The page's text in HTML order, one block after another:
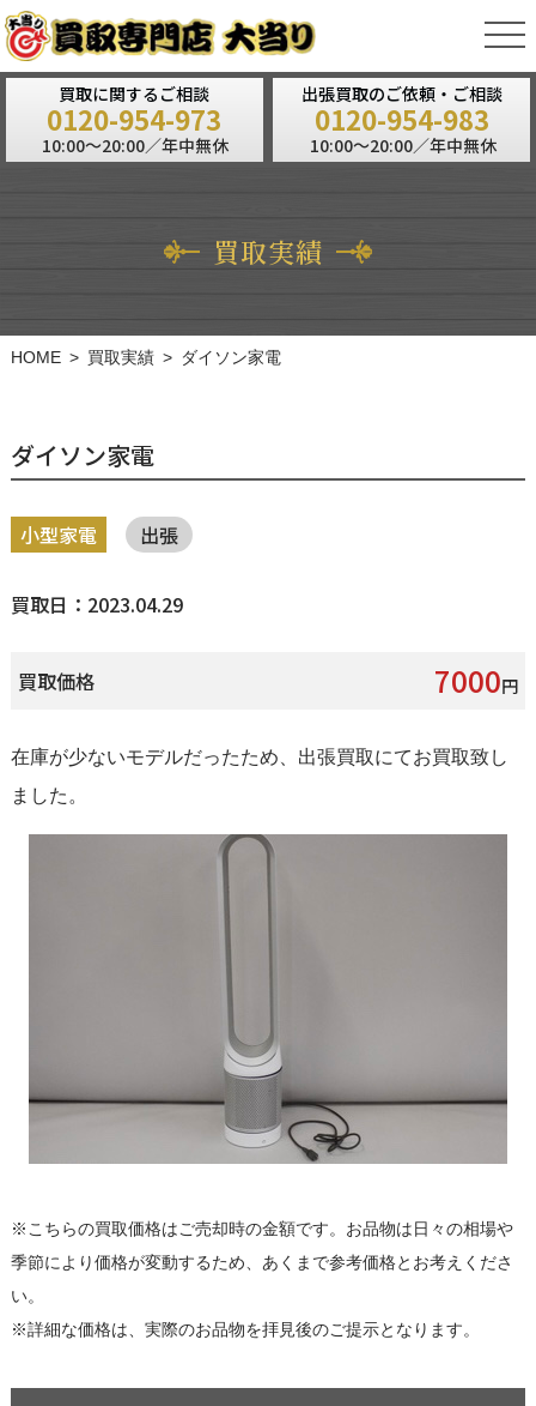
買取に関するご相談
0120-954-973
10:00～20:00／年中無休
出張買取のご依頼・ご相談
0120-954-983
10:00～20:00／年中無休
買取実績
HOME 買取実績 ダイソン家電
ダイソン家電
小型家電 出張
買取日：2023.04.29
買取価格 7000円
在庫が少ないモデルだったため、出張買取にてお買取致し
ました。
※こちらの買取価格はご売却時の金額です。お品物は日々の相場や
季節により価格が変動するため、あくまで参考価格とお考えくださ
い。
※詳細な価格は、実際のお品物を拝見後のご提示となります。